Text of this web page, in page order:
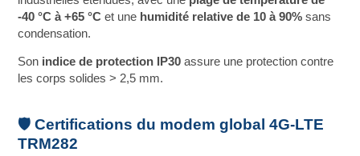
‑40 °C à +65 °C et une humidité relative de 10 à 90% sans
condensation.
Son indice de protection IP30 assure une protection contre
les corps solides > 2,5 mm.
🛡️ Certifications du modem global 4G-LTE
TRM282